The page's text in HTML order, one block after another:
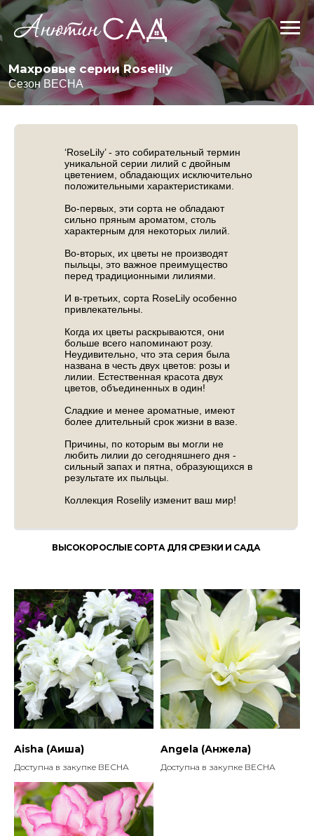
Махровые серии Roselily
Сезон ВЕСНА
‘RoseLily’ - это собирательный термин
уникальной серии лилий с двойным
цветением, обладающих исключительно
положительными характеристиками.
Во-первых, эти сорта не обладают
сильно пряным ароматом, столь
характерным для некоторых лилий.
Во-вторых, их цветы не производят
пыльцы, это важное преимущество
перед традиционными лилиями.
И в-третьих, сорта RoseLily особенно
привлекательны.
Когда их цветы раскрываются, они
больше всего напоминают розу.
Неудивительно, что эта серия была
названа в честь двух цветов: розы и
лилии. Естественная красота двух
цветов, объединенных в один!
Сладкие и менее ароматные, имеют
более длительный срок жизни в вазе.
Причины, по которым вы могли не
любить лилии до сегодняшнего дня -
сильный запах и пятна, образующихся в
результате их пыльцы.
Коллекция Roselily изменит ваш мир!
ВЫСОКОРОСЛЫЕ СОРТА ДЛЯ СРЕЗКИ И САДА
Aisha (Аиша)
Доступна в закупке ВЕСНА
Angela (Анжела)
Доступна в закупке ВЕСНА